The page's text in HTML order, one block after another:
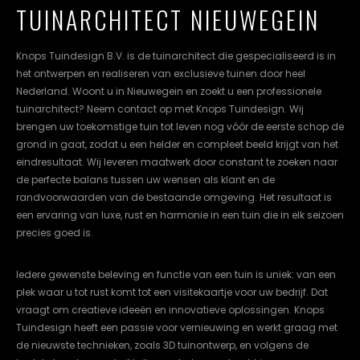
NL EN DE
TUINARCHITECT NIEUWEGEIN
Knops Tuindesign B.V. is de tuinarchitect die gespecialiseerd is in
het ontwerpen en realiseren van exclusieve tuinen door heel
Nederland. Woont u in Nieuwegein en zoekt u een professionele
tuinarchitect? Neem contact op met Knops Tuindesign. Wij
brengen uw toekomstige tuin tot leven nog vóór de eerste schop de
grond in gaat, zodat u een helder en compleet beeld krijgt van het
eindresultaat. Wij leveren maatwerk door constant te zoeken naar
de perfecte balans tussen uw wensen als klant en de
randvoorwaarden van de bestaande omgeving. Het resultaat is
een ervaring van luxe, rust en harmonie in een tuin die in elk seizoen
precies goed is.
Iedere gewenste beleving en functie van een tuin is uniek: van een
plek waar u tot rust komt tot een visitekaartje voor uw bedrijf. Dat
vraagt om creatieve ideeën en innovatieve oplossingen. Knops
Tuindesign heeft een passie voor vernieuwing en werkt graag met
de nieuwste technieken, zoals 3D tuinontwerp, en volgens de
cookievoorkeuren
instellen.
COOKIE-
INSTELLINGEN
ALLES
AFWIJZEN
ALLE
COOKIES
ACCEPTEREN